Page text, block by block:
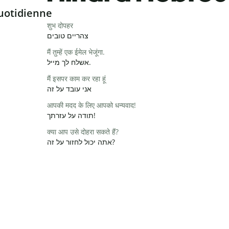
शुभ दोपहर
צהריים טובים
मैं तुम्हें एक ईमेल भेजूंगा.
אשלח לך מייל.
मैं इसपर काम कर रहा हूं
אני עובד על זה
आपकी मदद के लिए आपको धन्यवाद!
תודה על עזרתך!
क्या आप उसे दोहरा सकते हैं?
אתה יכול לחזור על זה?